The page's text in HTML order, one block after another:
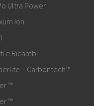
Ultra Power
Ion
e Ricambi
– Carbontech™
™
™